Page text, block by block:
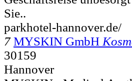
Sie..
parkhotel-hannover.de/
7 MYSKIN GmbH
30159
Hannover